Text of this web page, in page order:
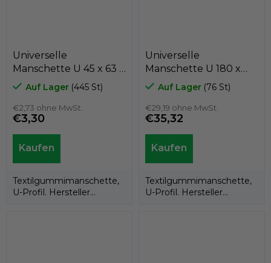
Universelle
Manschette U 45 x 63 x
13 měkká
Textilkautschuk,
Kastas
Auf Lager (445 St)
€2,73 ohne MwSt.
€3,30
Textilgummimanschette,
U-Profil. Hersteller
Universelle
Manschette U 180 x
210 x 19
Textilkautschuk,
Kastas
Auf Lager (76 St)
€29,19 ohne MwSt.
€35,32
Textilgummimanschette,
U-Profil. Hersteller